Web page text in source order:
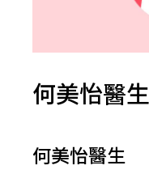
何美怡醫生
何美怡醫生